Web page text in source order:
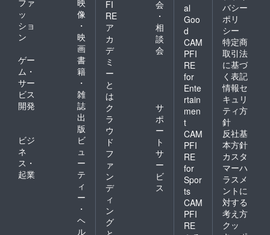
ファ
ッ
ショ
ン
映
像
・
映
画
ゲー
ム・
サー
ビス
開発
書
籍
・
雑
誌
出
版
ビジ
ネ
ス・
起業
ビ
ュ
ー
テ
ィ
ー
・
ヘ
ル
FI
RE
ア
カ
デ
ミ
ー
と
は
会
・
相
談
会
ク
ラ
ウ
ド
フ
ァ
ン
デ
ィ
ン
グ
サ
ポ
ー
ト
サ
ー
ビ
ス
al
Goo
d
CAM
PFI
RE
for
Ente
rtain
men
t
CAM
PFI
RE
for
Spor
ts
CAM
PFI
RE
バシー
ポリ
シー
特定商
取引法
に基づ
く表記
情報セ
キュリ
ティ方
針
反社基
本方針
カスタ
マーハ
ラスメ
ントに
対する
考え方
クッ